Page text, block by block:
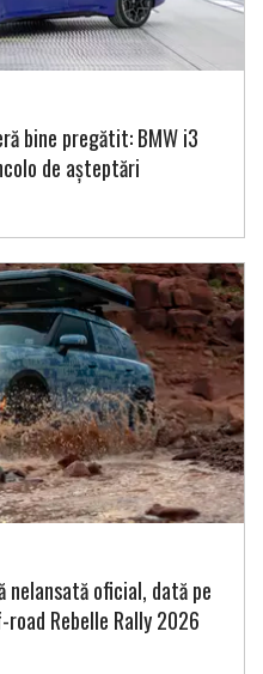
bine pregătit: BMW i3
de așteptări
nelansată oficial, dată pe
Rebelle Rally 2026